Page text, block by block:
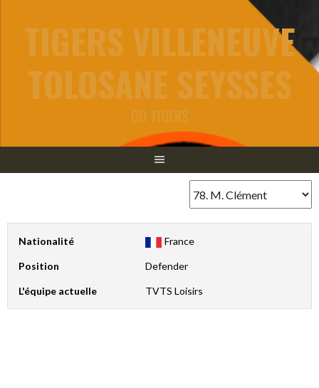
TIGERS VILLENEUVE
TOLOSANE SEYSSES
GO TIGERS
Nationalité France
Position Defender
L'équipe actuelle TVTS Loisirs